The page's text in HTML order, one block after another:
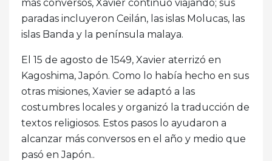
más conversos, Xavier continuó viajando; sus
paradas incluyeron Ceilán, las islas Molucas, las
islas Banda y la península malaya.
El 15 de agosto de 1549, Xavier aterrizó en
Kagoshima, Japón. Como lo había hecho en sus
otras misiones, Xavier se adaptó a las
costumbres locales y organizó la traducción de
textos religiosos. Estos pasos lo ayudaron a
alcanzar más conversos en el año y medio que
pasó en Japón..